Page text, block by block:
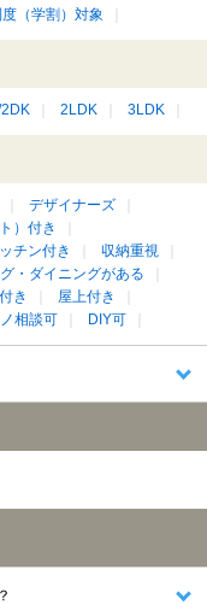
（学割）対象
2LDK 3LDK
デザイナーズ
）付き
チン付き
収納重視
・ダイニングがある
き
屋上付き
相談可 DIY可